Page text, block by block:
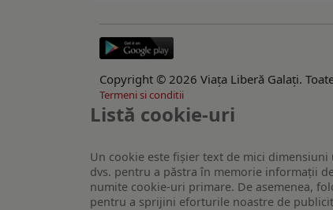
Copyright © 2026 Viaţa Liberă Galaţi.
Termeni si conditii
Listă cookie-uri
Un cookie este fişier text de mici
dvs. pentru a păstra în memorie informații
numite cookie-uri primare. De asemenea,
pentru a sprijini eforturile noastre de